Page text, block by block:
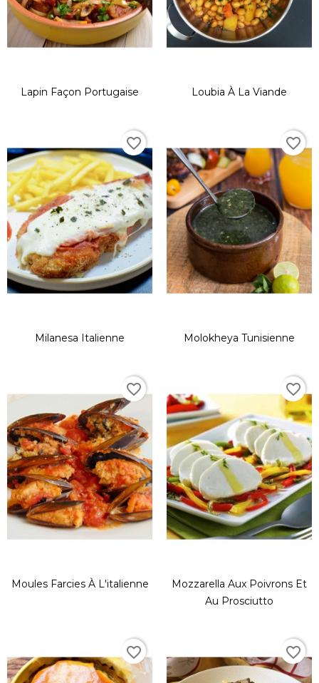
Lapin Façon Portugaise Loubia À La Viande
Milanesa Italienne
favorite_border
Molokheya Tunisienne
favorite_border
Moules Farcies À L'italienne
favorite_border
Mozzarella Aux Poivrons Et
Au Prosciutto
favorite_border
favorite_border favorite_border